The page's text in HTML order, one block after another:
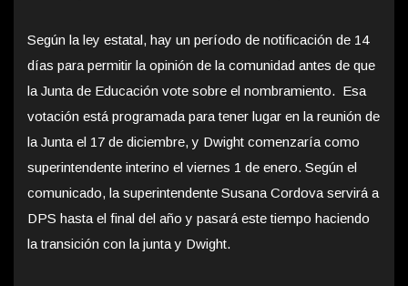
Según la ley estatal, hay un período de notificación de 14
días para permitir la opinión de la comunidad antes de que
la Junta de Educación vote sobre el nombramiento. Esa
votación está programada para tener lugar en la reunión de
la Junta el 17 de diciembre, y Dwight comenzaría como
superintendente interino el viernes 1 de enero. Según el
comunicado, la superintendente Susana Cordova servirá a
DPS hasta el final del año y pasará este tiempo haciendo
la transición con la junta y Dwight.